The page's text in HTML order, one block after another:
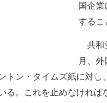
国企
するこ
共和
月、
トン・タイムズ紙に対し
る。これを止めなければ